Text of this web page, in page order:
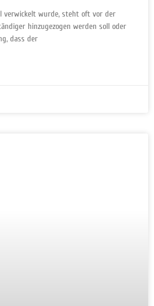
verwickelt wurde, steht oft vor der
hinzugezogen werden soll oder
dass der